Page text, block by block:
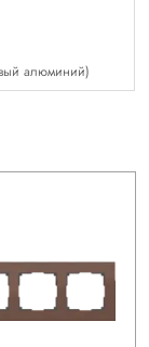
алюминий)